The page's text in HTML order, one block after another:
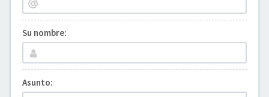
Su nombre:
Asunto: